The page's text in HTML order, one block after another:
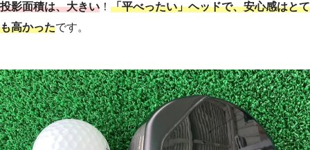
投影面積は、大きい ！ 「平べったい」ヘッドで、安心感はとて
も高かったです。